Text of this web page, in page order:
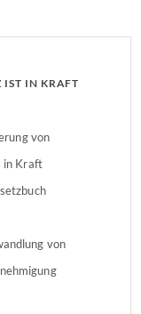
IST IN KRAFT
von
in Kraft
von